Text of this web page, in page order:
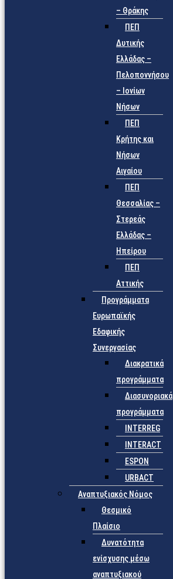
– Θράκης
ΠΕΠ
Δυτικής
Ελλάδας –
Πελοποννήσου
– Ιονίων
Νήσων
ΠΕΠ
Κρήτης και
Νήσων
Αιγαίου
ΠΕΠ
Θεσσαλίας –
Στερεάς
Ελλάδας –
Ηπείρου
ΠΕΠ
Αττικής
Προγράμματα
Ευρωπαϊκής
Εδαφικής
Συνεργασίας
Διακρατικά
προγράμματα
Διασυνοριακά
προγράμματα
INTERREG
INTERACT
ESPON
URBACT
Αναπτυξιακός Νόμος
Θεσμικό
Πλαίσιο
Δυνατότητα
ενίσχυσης μέσω
αναπτυξιακού